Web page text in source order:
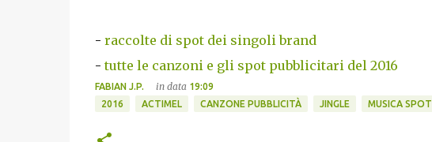
- raccolte di spot dei singoli brand
-tutte le canzoni e gli spot pubblicitari del 2016
FABIAN J.P. in data 19:09
2016
ACTIMEL CANZONE PUBBLICITÀ JINGLE MUSICA SPOT